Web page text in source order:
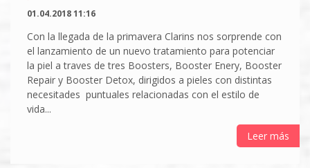
01.04.2018 11:16
Con la llegada de la primavera Clarins nos sorprende con
el lanzamiento de un nuevo tratamiento para potenciar
la piel a traves de tres Boosters, Booster Enery, Booster
Repair y Booster Detox, dirigidos a pieles con distintas
necesitades puntuales relacionadas con el estilo de
vida...
Leer más